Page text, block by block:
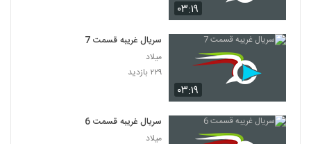
۰۳:۱۹
۰۳:۱۹
سریال غریبه قسمت 7
میلاد
۲۲۹ بازدید
سریال غریبه قسمت 6
میلاد